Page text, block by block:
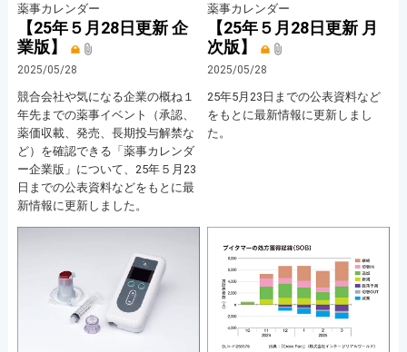
薬事カレンダー
【25年５月28日更新 企
業版】
2025/05/28
競合会社や気になる企業の概ね１
年先までの薬事イベント（承認、
薬価収載、発売、長期投与解禁な
ど）を確認できる「薬事カレンダ
ー企業版」について、25年５月23
日までの公表資料などをもとに最
新情報に更新しました。
薬事カレンダー
【25年５月28日更新 月
次版】
2025/05/28
25年5月23日までの公表資料など
をもとに最新情報に更新しまし
た。